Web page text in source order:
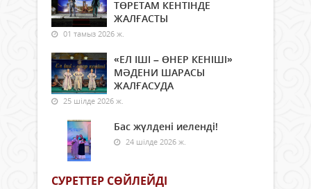
ТӨРЕТАМ КЕНТІНДЕ
ЖАЛҒАСТЫ
01 тамыз 2026 ж.
«ЕЛ ІШІ – ӨНЕР КЕНІШІ»
МӘДЕНИ ШАРАСЫ
ЖАЛҒАСУДА
25 шілде 2026 ж.
Бас жүлдені иеленді!
24 шілде 2026 ж.
СУРЕТТЕР СӨЙЛЕЙДI